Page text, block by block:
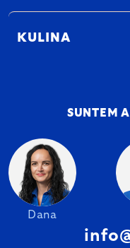
KULINA
SUNTEM
Dana